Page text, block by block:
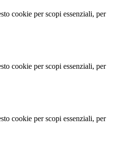
cookie per scopi essenziali, per
cookie per scopi essenziali, per
cookie per scopi essenziali, per